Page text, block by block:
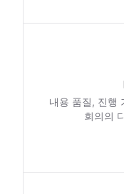
내용 품질, 진행
회의의